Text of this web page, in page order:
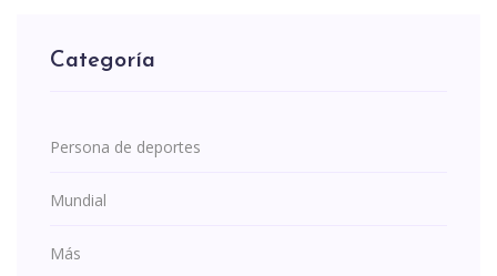
Categoría
Persona de deportes
Mundial
Más